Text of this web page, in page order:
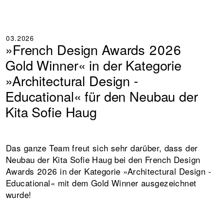
03.2026
»French Design Awards 2026
Gold Winner« in der Kategorie
»Architectural Design -
Educational« für den Neubau der
Kita Sofie Haug
Das ganze Team freut sich sehr darüber, dass der
Neubau der Kita Sofie Haug bei den French Design
Awards 2026 in der Kategorie »Architectural Design -
Educational« mit dem Gold Winner ausgezeichnet
wurde!